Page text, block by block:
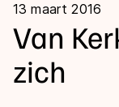
Kalender
Disciplines
13 maart 2016
Van
zich